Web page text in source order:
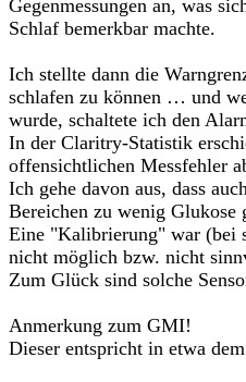
Gegenmessungen an, was
Schlaf bemerkbar machte.
Ich stellte dann die
schlafen zu können … und
wurde, schaltete ich den
In der Claritry-Statistik
offensichtlichen Messfehler
Ich gehe davon aus, dass
Bereichen zu wenig Glukose
Eine "Kalibrierung" war (bei
nicht möglich bzw. nicht
Zum Glück sind solche
Anmerkung zum GMI!
Dieser entspricht in etwa